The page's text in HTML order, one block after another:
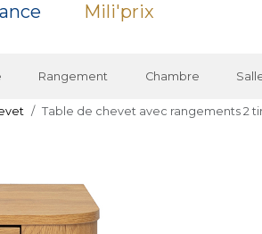
Mili'prix
Rangement Chambre
Table de chevet avec rangements 2